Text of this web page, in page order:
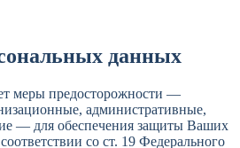
данных
меры предосторожности —
административные,
— для обеспечения защиты Ваших
со ст. 19 Федерального